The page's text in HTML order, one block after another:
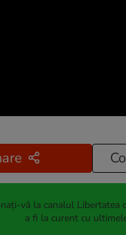
vă la canalul Libertatea
a fi la curent cu